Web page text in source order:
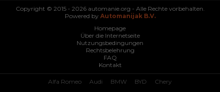
Copyright © 2015 - 2026 automanie.org - Alle Rechte vorbehalten.
Powered by Automanijak B.V.
Homepage
Über die Internetseite
Nutzungsbedingungen
Rechtsbelehrung
FAQ
Kontakt
Alfa Romeo Audi BMW BYD Chery